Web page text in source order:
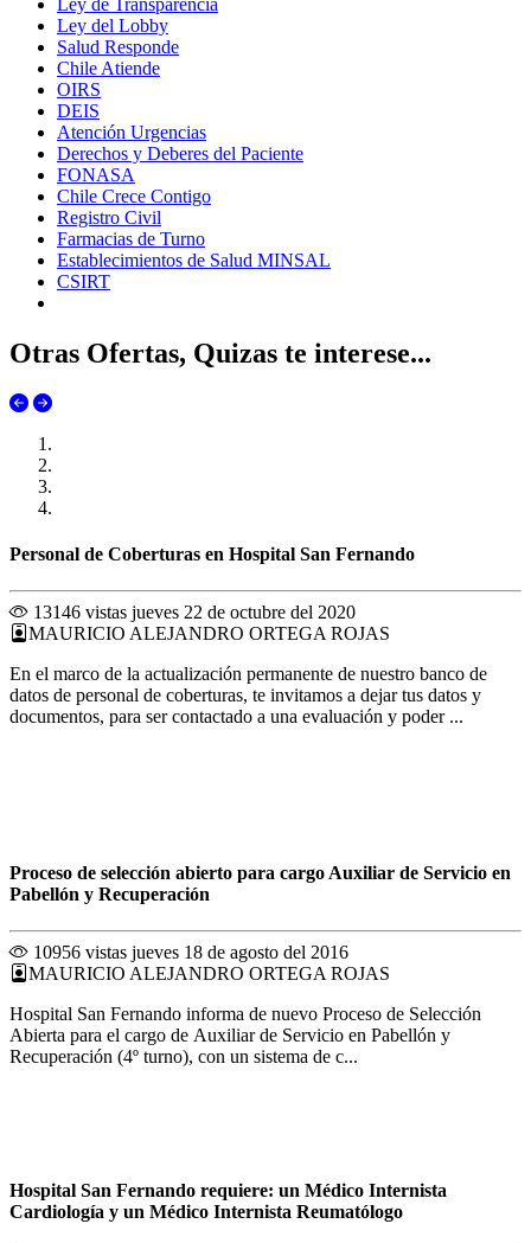
Ley de Transparencia
Ley del Lobby
Salud Responde
Chile Atiende
OIRS
DEIS
Atención Urgencias
Derechos y Deberes del Paciente
FONASA
Chile Crece Contigo
Registro Civil
Farmacias de Turno
Establecimientos de Salud MINSAL
CSIRT
Otras Ofertas, Quizas te interese...
Personal de Coberturas en Hospital San Fernando
13146 vistas jueves 22 de octubre del 2020
MAURICIO ALEJANDRO ORTEGA ROJAS
En el marco de la actualización permanente de nuestro banco de
datos de personal de coberturas, te invitamos a dejar tus datos y
documentos, para ser contactado a una evaluación y poder ...
Proceso de selección abierto para cargo Auxiliar de Servicio en
Pabellón y Recuperación
10956 vistas jueves 18 de agosto del 2016
MAURICIO ALEJANDRO ORTEGA ROJAS
Hospital San Fernando informa de nuevo Proceso de Selección
Abierta para el cargo de Auxiliar de Servicio en Pabellón y
Recuperación (4º turno), con un sistema de c...
Hospital San Fernando requiere: un Médico Internista
Cardiología y un Médico Internista Reumatólogo